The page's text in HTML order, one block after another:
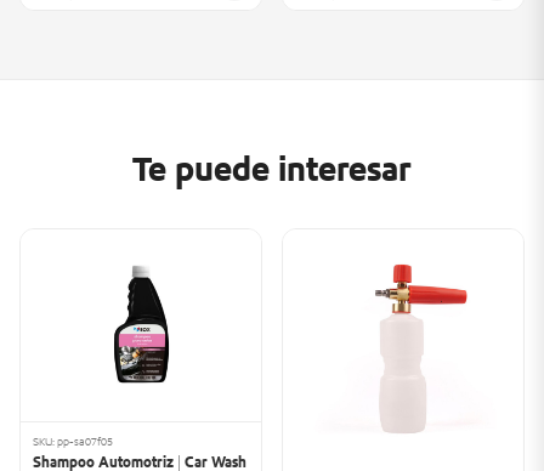
Te puede interesar
SKU: pp-sa07f05
Shampoo Automotriz | Car Wash